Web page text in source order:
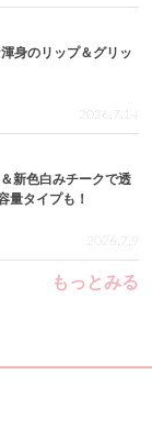
身のリップ＆グリッ
2026.7.14
新色白みチークで透
量タイプも！
2026.7.9
もっとみる